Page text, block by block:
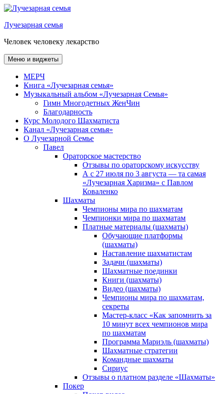
Перейти
содержимому
Лучезарная семья
Человек человеку лекарство
Меню и виджеты
МЕРЧ
Книга «Лучезарная семья»
Музыкальный альбом «Лучезарная Семья»
Гимн Многодетных ЖенЧин
Благодарность
Курс Молодого Шахматиста
Канал «Лучезарная семья»
О Лучезарной Семье
Павел
Ораторское мастерство
Отзывы по ораторскому искусству
А с 27 июля по 3 августа — та самая
«Лучезарная Харизма» с Павлом
Коваленко
Шахматы
Чемпионы мира по шахматам
Чемпионки мира по шахматам
Платные материалы (шахматы)
Обучающие платформы
(шахматы)
Наставление шахматистам
Задачи (шахматы)
Шахматные поединки
Книги (шахматы)
Видео (шахматы)
Чемпионы мира по шахматам,
секреты
Мастер-класс «Как запомнить за
10 минут всех чемпионов мира
по шахматам
Программа Мариэль (шахматы)
Шахматные стратегии
Командные шахматы
Сириус
Отзывы о платном разделе «Шахматы»
Покер